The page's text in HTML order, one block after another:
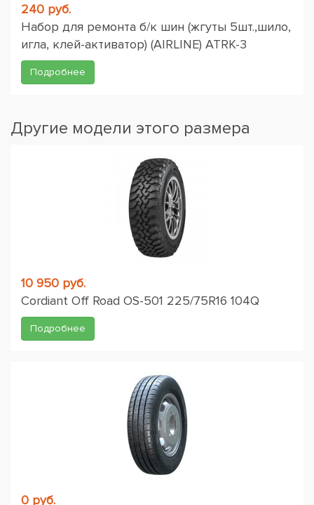
240 руб.
Набор для ремонта б/к шин (жгуты 5шт.,шило,
игла, клей-активатор) (AIRLINE) ATRK-3
Подробнее
Другие модели этого размера
10 950 руб.
Cordiant Off Road OS-501 225/75R16 104Q
Подробнее
0 руб.